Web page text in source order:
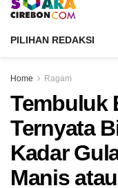
PILIHAN REDAKSI
Home Ragam
Tembuluk
Ternyata
Kadar
Manis